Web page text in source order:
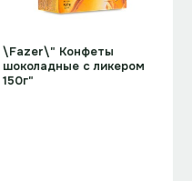
\Fazer\" Конфеты
шоколадные с ликером
150г"